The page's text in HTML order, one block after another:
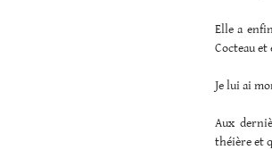
Elle a
Cocteau
Je lui ai
Aux
théière et